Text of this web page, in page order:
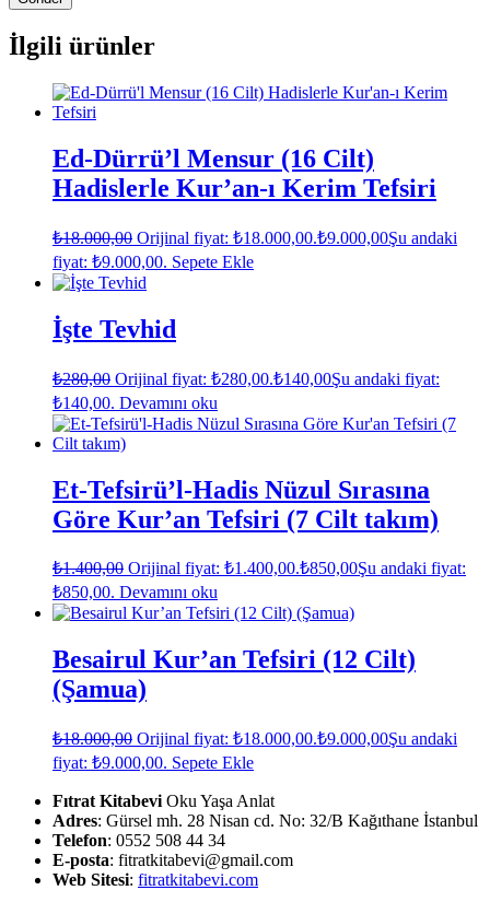
İlgili ürünler
Ed-Dürrü’l Mensur (16 Cilt)
Hadislerle Kur’an-ı Kerim Tefsiri
₺18.000,00 Orijinal fiyat: ₺18.000,00.₺9.000,00Şu andaki
fiyat: ₺9.000,00. Sepete Ekle
İşte Tevhid
₺280,00 Orijinal fiyat: ₺280,00.₺140,00Şu andaki fiyat:
₺140,00. Devamını oku
Et-Tefsirü’l-Hadis Nüzul Sırasına
Göre Kur’an Tefsiri (7 Cilt takım)
₺1.400,00 Orijinal fiyat: ₺1.400,00.₺850,00Şu andaki fiyat:
₺850,00. Devamını oku
Besairul Kur’an Tefsiri (12 Cilt)
(Şamua)
₺18.000,00 Orijinal fiyat: ₺18.000,00.₺9.000,00Şu andaki
fiyat: ₺9.000,00. Sepete Ekle
Fıtrat Kitabevi Oku Yaşa Anlat
Adres: Gürsel mh. 28 Nisan cd. No: 32/B Kağıthane İstanbul
Telefon: 0552 508 44 34
E-posta: fitratkitabevi@gmail.com
Web Sitesi: fitratkitabevi.com